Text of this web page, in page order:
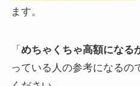
ます。
「 めちゃくちゃ高額になる
っている人の参考になるの